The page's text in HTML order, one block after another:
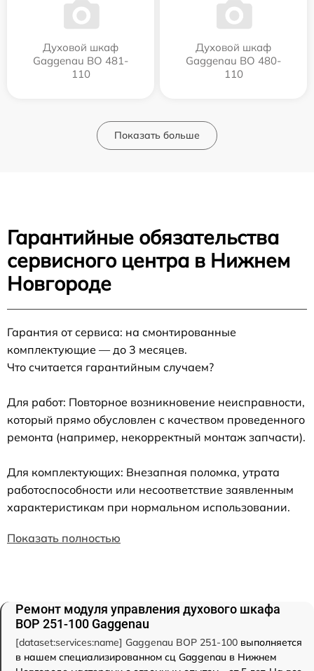
Духовой шкаф
Gaggenau BO 481-
110
Духовой шкаф
Gaggenau BO 480-
110
Показать больше
Гарантийные обязательства
сервисного центра в Нижнем
Новгороде
Гарантия от сервиса: на смонтированные
комплектующие — до 3 месяцев.
Что считается гарантийным случаем?
Для работ: Повторное возникновение неисправности,
который прямо обусловлен с качеством проведенного
ремонта (например, некорректный монтаж запчасти).
Для комплектующих: Внезапная поломка, утрата
работоспособности или несоответствие заявленным
характеристикам при нормальном использовании.
Показать полностью
Ремонт модуля управления духового шкафа
BOP 251-100 Gaggenau
[dataset:services:name] Gaggenau BOP 251-100 выполняется
в нашем специализированном сц Gaggenau в Нижнем